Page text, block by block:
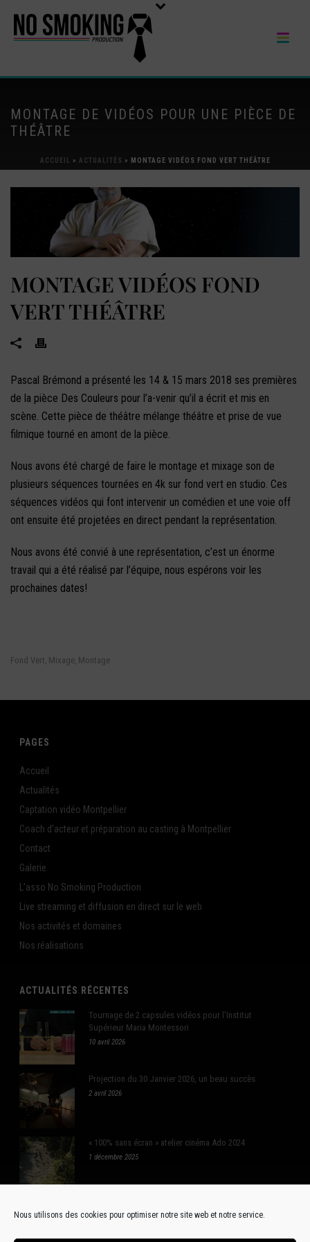
Nous utilisons des cookies pour optimiser notre site web et notre service.
MONTAGE DE VIDÉOS POUR UNE PIÈCE DE
THÉÂTRE
ACCUEIL » ACTUALITÉS » MONTAGE VIDÉOS FOND VERT THÉÂTRE
MONTAGE VIDÉOS FOND
VERT THÉÂTRE
Pascal Brémond a présenté les 14 & 15 mars 2018 ses premières
de la pièce Des Couleurs pour l’a-venir qu’il a écrit et mis en
scène. Cette pièce de théâtre mélange théâtre et prise de vue
filmique tourné en amont de la pièce.
Nous avons été chargé de faire le montage et mixage son de
plusieurs séquences tournées en 4k sur fond vert en studio. Ces
séquences vidéos qui font intervenir un comédien et une voie off
ont ensuite été projetées en direct pendant la représentation.
Nous avons été convié à une représentation, c’est un énorme
travail qui a été réalisé par l’équipe, nous espérons voir les
prochaines dates!
Fond Vert, Mixage, Montage
PAGES
Accueil
Actualités
Captation vidéo Montpellier
Coach d’acteur et préparation au casting à Montpellier
Contact
Galerie
L’asso No Smoking Production
Live streaming et diffusion en direct sur le web
Nos activités et domaines
Nos réalisations
ACTUALITÉS RÉCENTES
Tournage de 2 capsules vidéos pour l’Institut
Supérieur Maria Montessori
10 avril 2026
Projection du 30 Janvier 2026, un beau succès
2 avril 2026
« 100% sans écran » atelier cinéma Ado 2024
1 décembre 2025